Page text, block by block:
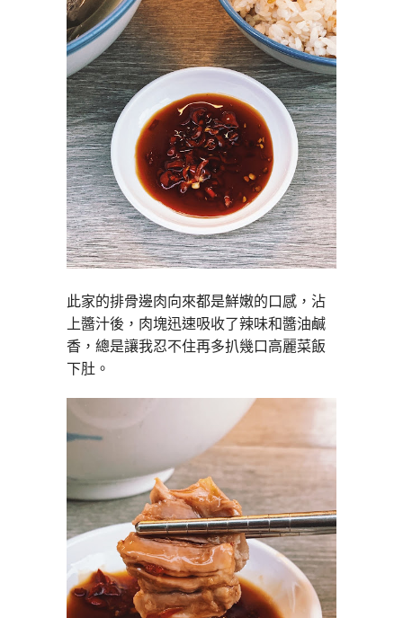
此家的排骨邊肉向來都是鮮嫩的口感，沾
上醬汁後，肉塊迅速吸收了辣味和醬油鹹
香，總是讓我忍不住再多扒幾口高麗菜飯
下肚。